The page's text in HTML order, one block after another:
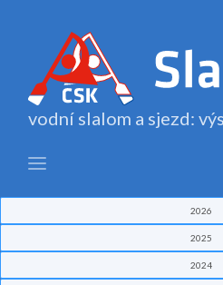
vodní slalom a sjezd:
2026
2025
2024